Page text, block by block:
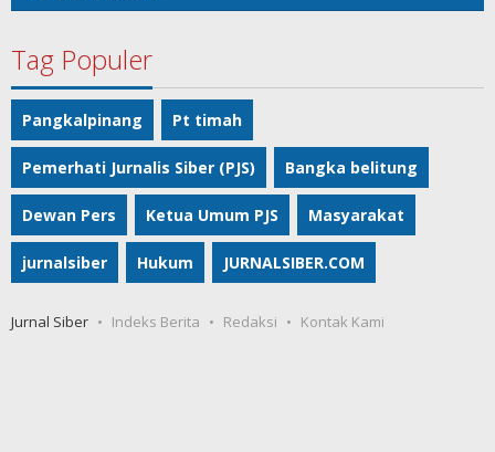
Tag Populer
Pangkalpinang Pt timah
Pemerhati Jurnalis Siber (PJS) Bangka belitung
Dewan Pers Ketua Umum PJS Masyarakat
jurnalsiber Hukum JURNALSIBER.COM
Jurnal Siber Indeks Berita Redaksi Kontak Kami